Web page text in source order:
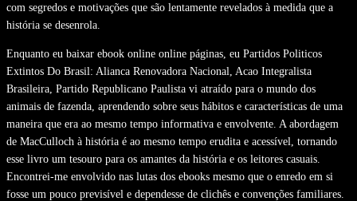
com segredos e motivações que são lentamente revelados à medida que a
história se desenrola.
Enquanto eu baixar ebook online online páginas, eu Partidos Politicos
Extintos Do Brasil: Alianca Renovadora Nacional, Acao Integralista
Brasileira, Partido Republicano Paulista vi atraído para o mundo dos
animais de fazenda, aprendendo sobre seus hábitos e características de uma
maneira que era ao mesmo tempo informativa e envolvente. A abordagem
de MacCulloch à história é ao mesmo tempo erudita e acessível, tornando
esse livro um tesouro para os amantes da história e os leitores casuais.
Encontrei-me envolvido nas lutas dos ebooks mesmo que o enredo em si
fosse um pouco previsível e dependesse de clichês e convenções familiares.